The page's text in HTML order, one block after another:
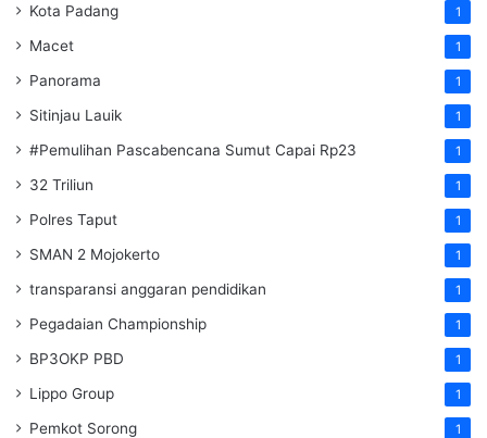
Kota Padang 1
Macet 1
Panorama 1
Sitinjau Lauik 1
#Pemulihan Pascabencana Sumut Capai Rp23 1
32 Triliun 1
Polres Taput 1
SMAN 2 Mojokerto 1
transparansi anggaran pendidikan 1
Pegadaian Championship 1
BP3OKP PBD 1
Lippo Group 1
Pemkot Sorong 1